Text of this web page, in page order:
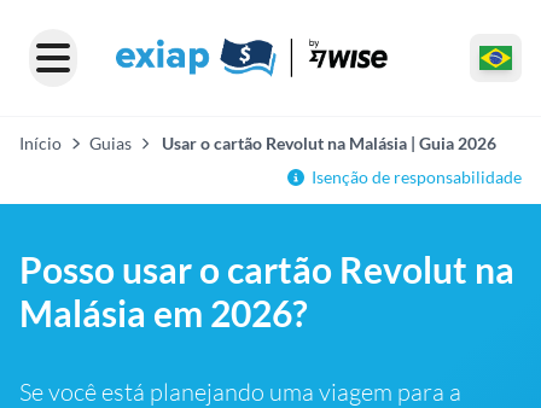
Início Guias
Usar o cartão Revolut na Malásia | Guia 2026
Isenção de responsabilidade
Posso usar o cartão Revolut na
Malásia em 2026?
Se você está planejando uma viagem para a